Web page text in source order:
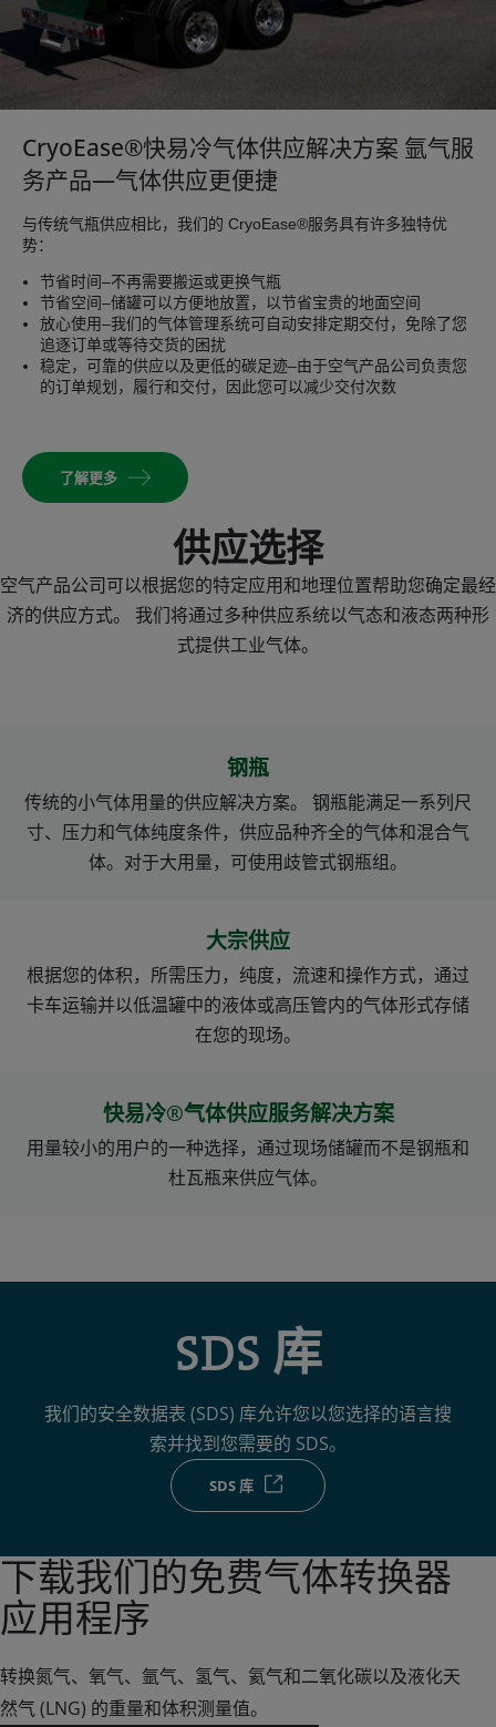
CryoEase®快易冷气体供应解决方案 氩气服
务产品—气体供应更便捷
与传统气瓶供应相比，我们的 CryoEase®服务具有许多独特优
势：
节省时间–不再需要搬运或更换气瓶
节省空间–储罐可以方便地放置，以节省宝贵的地面空间
放心使用–我们的气体管理系统可自动安排定期交付，免除了您
追逐订单或等待交货的困扰
稳定，可靠的供应以及更低的碳足迹–由于空气产品公司负责您
的订单规划，履行和交付，因此您可以减少交付次数
了解更多
供应选择
空气产品公司可以根据您的特定应用和地理位置帮助您确定最经
济的供应方式。 我们将通过多种供应系统以气态和液态两种形
式提供工业气体。
钢瓶
传统的小气体用量的供应解决方案。 钢瓶能满足一系列尺
寸、压力和气体纯度条件，供应品种齐全的气体和混合气
体。对于大用量，可使用歧管式钢瓶组。
大宗供应
根据您的体积，所需压力，纯度，流速和操作方式，通过
卡车运输并以低温罐中的液体或高压管内的气体形式存储
在您的现场。
快易冷®气体供应服务解决方案
用量较小的用户的一种选择，通过现场储罐而不是钢瓶和
杜瓦瓶来供应气体。
SDS 库
我们的安全数据表 (SDS) 库允许您以您选择的语言搜
索并找到您需要的 SDS。
SDS 库
下载我们的免费气体转换器
应用程序
转换氮气、氧气、氩气、氢气、氦气和二氧化碳以及液化天
然气 (LNG) 的重量和体积测量值。